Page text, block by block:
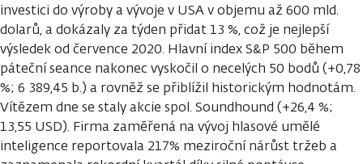
investici do výroby a vývoje v USA v objemu až 600 mld.
dolarů, a dokázaly za týden přidat 13 %, což je nejlepší
výsledek od července 2020. Hlavní index S&P 500 během
páteční seance nakonec vyskočil o necelých 50 bodů (+0,78
%; 6 389,45 b.) a rovněž se přiblížil historickým hodnotám.
Vítězem dne se staly akcie spol. Soundhound (+26,4 %;
13,55 USD). Firma zaměřená na vývoj hlasové umělé
inteligence reportovala 217% meziroční nárůst tržeb a